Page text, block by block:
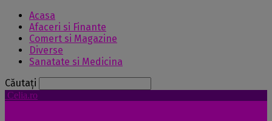
Acasa
Afaceri si Finante
Comert si Magazine
Diverse
Sanatate si Medicina
Căutați
Celia.ro